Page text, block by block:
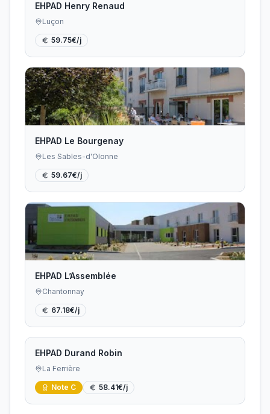
EHPAD Henry Renaud
Luçon
59.75€/j
EHPAD Le Bourgenay
Les Sables-d'Olonne
59.67€/j
EHPAD L’Assemblée
Chantonnay
67.18€/j
EHPAD Durand Robin
La Ferrière
Note C 58.41€/j